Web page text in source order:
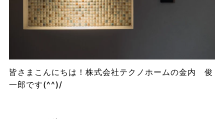
皆さまこんにちは！株式会社テクノホームの金内 俊
一郎です(^^)/